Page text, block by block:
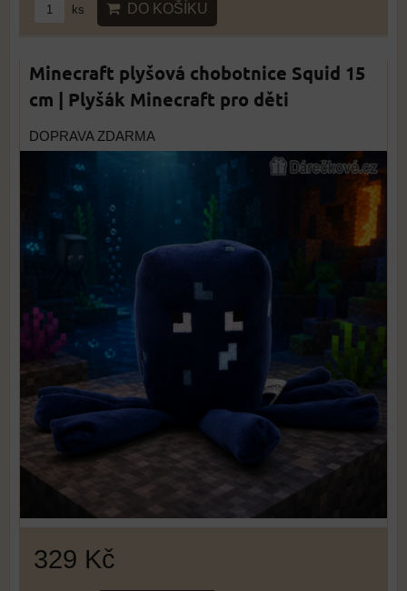
ks DO KOŠÍKU
Minecraft plyšová chobotnice Squid 15
cm | Plyšák Minecraft pro děti
DOPRAVA ZDARMA
329 Kč